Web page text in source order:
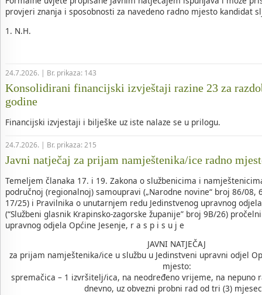
provjeri znanja i sposobnosti za navedeno radno mjesto kandidat
1. N.H.
24.7.2026. | Br. prikaza: 143
Konsolidirani financijski izvještaji razine 23 za
godine
Financijski izvjestaji i bilješke uz iste nalaze se u prilogu.
24.7.2026. | Br. prikaza: 215
Javni natječaj za prijam namještenika/ice radno
Temeljem članaka 17. i 19. Zakona o službenicima i
područnoj (regionalnoj) samoupravi („Narodne novine“ broj 86/08,
17/25) i Pravilnika o unutarnjem redu Jedinstvenog upravnog
(“Službeni glasnik Krapinsko-zagorske županije” broj 9B/26)
upravnog odjela Općine Jesenje, r a s p i s u j e
JAVNI NATJEČAJ
za prijam namještenika/ice u službu u Jedinstveni upravni odjel
mjesto:
spremačica – 1 izvršitelj/ica, na neodređeno vrijeme, na nepuno
dnevno, uz obvezni probni rad od tri (3)